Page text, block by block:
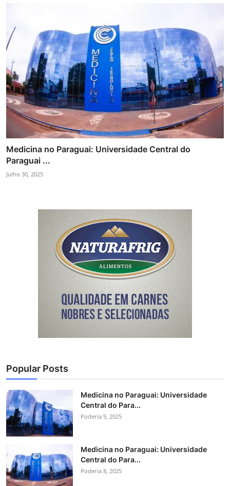
Medicina no Paraguai: Universidade Central do
Paraguai ...
Julho 30, 2025
Popular Posts
Medicina no Paraguai: Universidade
Central do Para...
Poderia 9, 2025
Medicina no Paraguai: Universidade
Central do Para...
Poderia 8, 2025